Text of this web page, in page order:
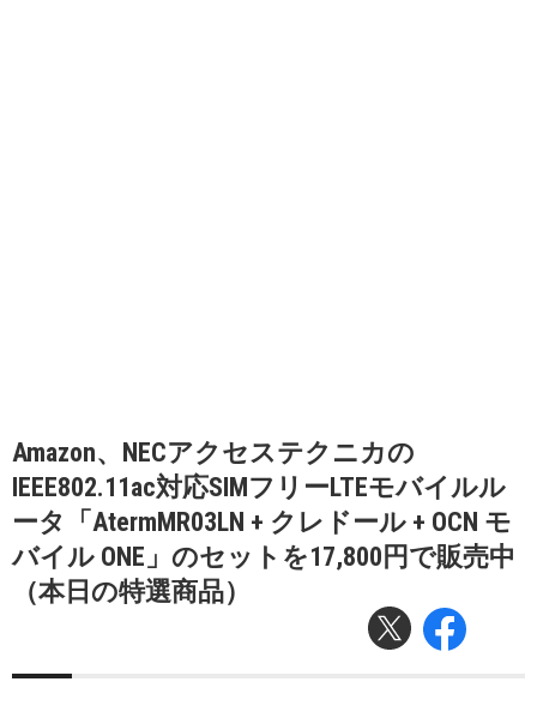
Amazon、NECアクセステクニカの
IEEE802.11ac対応SIMフリーLTEモバイルル
ータ「AtermMR03LN + クレドール + OCN モ
バイル ONE」のセットを17,800円で販売中
（本日の特選商品）